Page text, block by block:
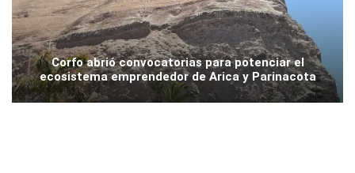
Corfo abrió convocatorias para potenciar el
ecosistema emprendedor de Arica y Parinacota